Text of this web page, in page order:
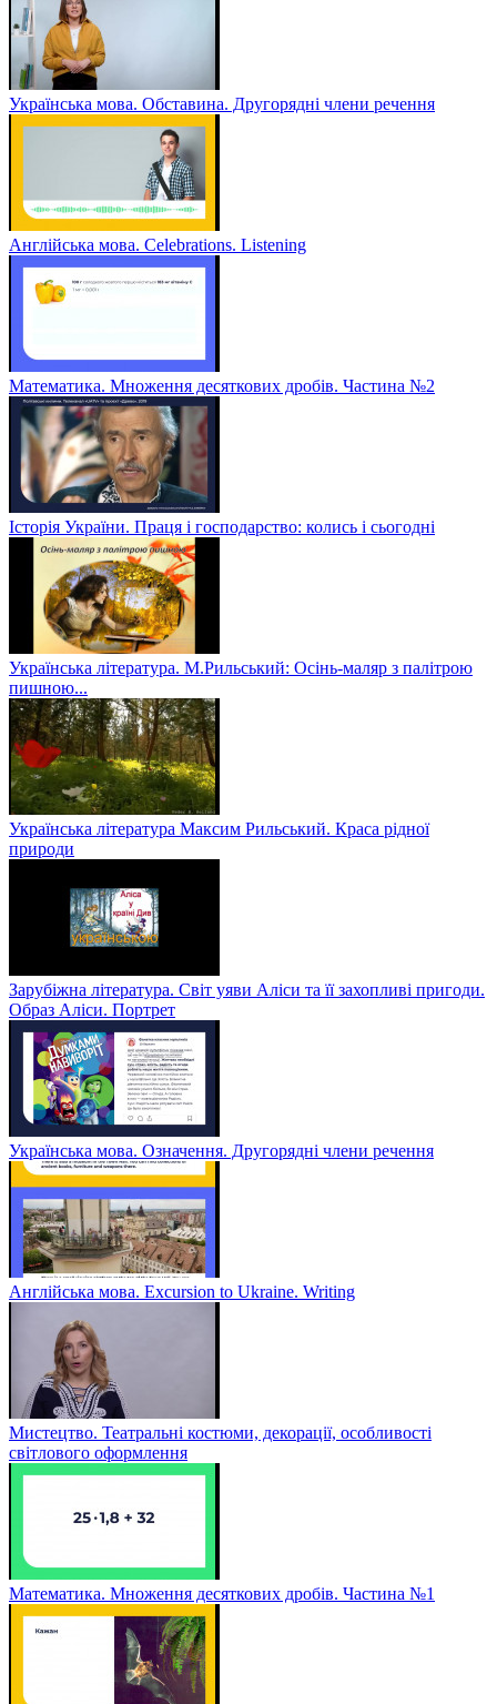
Українська мова. Обставина. Другорядні члени речення
Англійська мова. Celebrations. Listening
Математика. Множення десяткових дробів. Частина №2
Історія України. Праця і господарство: колись і сьогодні
Українська література. М.Рильський: Осінь-маляр з палітрою
пишною...
Українська література Максим Рильський. Краса рідної
природи
Зарубіжна література. Світ уяви Аліси та її захопливі пригоди.
Образ Аліси. Портрет
Українська мова. Означення. Другорядні члени речення
Англійська мова. Excursion to Ukraine. Writing
Мистецтво. Театральні костюми, декорації, особливості
світлового оформлення
Математика. Множення десяткових дробів. Частина №1